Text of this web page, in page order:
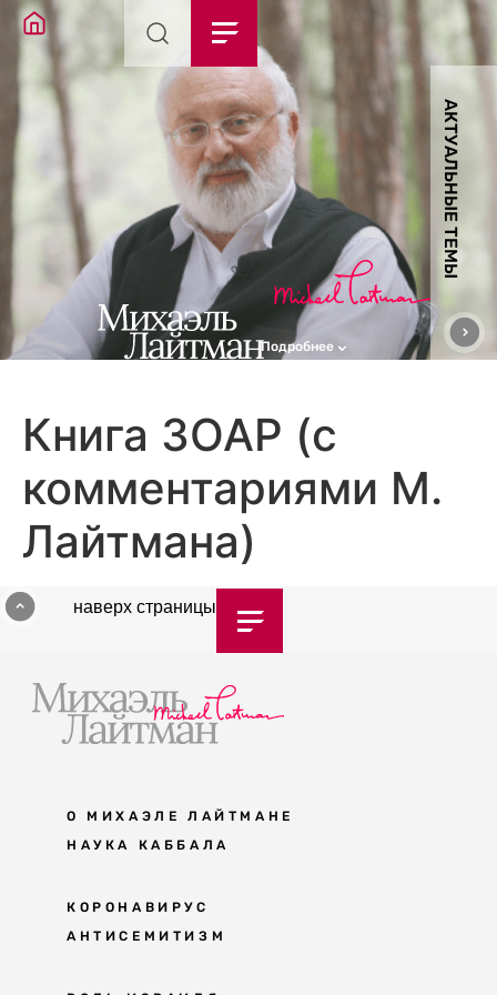
АКТУАЛЬНЫЕ ТЕМЫ
Подробнее
Книга ЗОАР (с
комментариями М.
Лайтмана)
наверх страницы
О МИХАЭЛЕ ЛАЙТМАНЕ
НАУКА КАББАЛА
Мудрость каббалы
Каббала сегодня
КОРОНАВИРУС
АНТИСЕМИТИЗМ